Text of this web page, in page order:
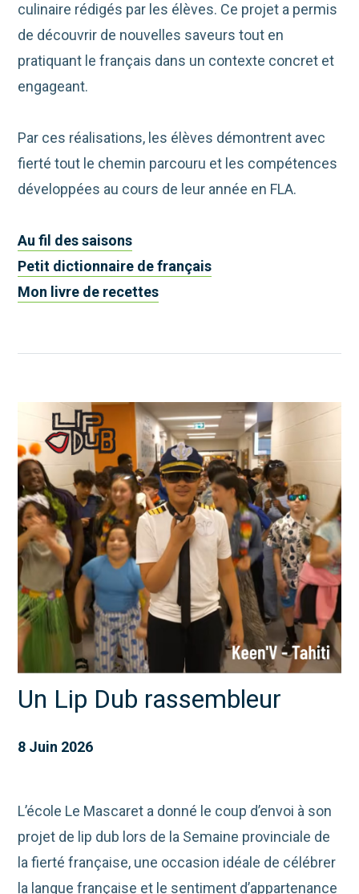
culinaire rédigés par les élèves. Ce projet a permis
de découvrir de nouvelles saveurs tout en
pratiquant le français dans un contexte concret et
engageant.
Par ces réalisations, les élèves démontrent avec
fierté tout le chemin parcouru et les compétences
développées au cours de leur année en FLA.
Au fil des saisons
Petit dictionnaire de français
Mon livre de recettes
Un Lip Dub rassembleur
8 Juin 2026
L’école Le Mascaret a donné le coup d’envoi à son
projet de lip dub lors de la Semaine provinciale de
la fierté française, une occasion idéale de célébrer
la langue française et le sentiment d’appartenance